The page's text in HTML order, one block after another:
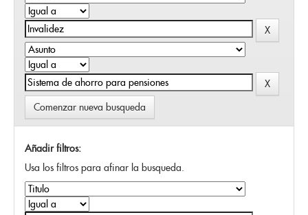
Comenzar nueva busqueda
Añadir filtros:
Usa los filtros para afinar la busqueda.